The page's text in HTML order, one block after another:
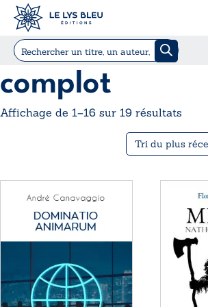
complot
Affichage de 1–16 sur 19 résultats
plus
au
plus
produit
plusieurs
options
plusieurs
options